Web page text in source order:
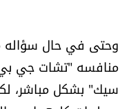
شروط الاستخدام
شروط الإشتراك
وحتى في حال سؤاله
منافسه "تشات جي
سيك" بشكل مباشر،